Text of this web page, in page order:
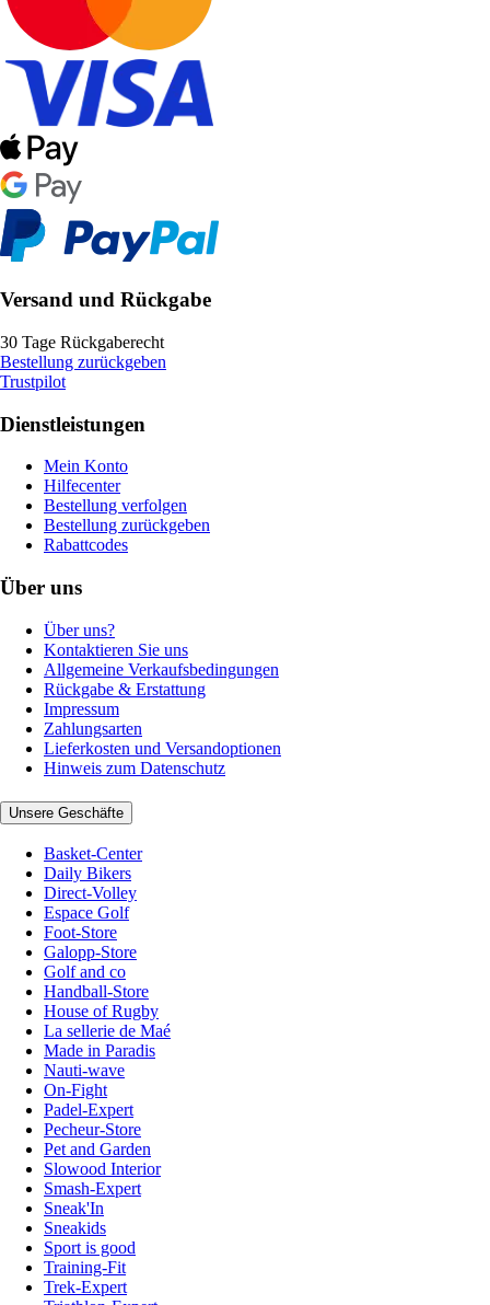
Versand und Rückgabe
30 Tage Rückgaberecht
Bestellung zurückgeben
Trustpilot
Dienstleistungen
Mein Konto
Hilfecenter
Bestellung verfolgen
Bestellung zurückgeben
Rabattcodes
Über uns
Über uns?
Kontaktieren Sie uns
Allgemeine Verkaufsbedingungen
Rückgabe & Erstattung
Impressum
Zahlungsarten
Lieferkosten und Versandoptionen
Hinweis zum Datenschutz
Unsere Geschäfte
Basket-Center
Daily Bikers
Direct-Volley
Espace Golf
Foot-Store
Galopp-Store
Golf and co
Handball-Store
House of Rugby
La sellerie de Maé
Made in Paradis
Nauti-wave
On-Fight
Padel-Expert
Pecheur-Store
Pet and Garden
Slowood Interior
Smash-Expert
Sneak'In
Sneakids
Sport is good
Training-Fit
Trek-Expert